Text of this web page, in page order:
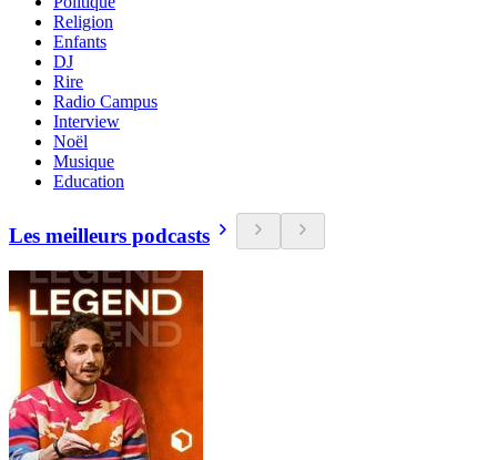
Religion
Enfants
DJ
Rire
Radio Campus
Interview
Noël
Musique
Education
Les meilleurs podcasts